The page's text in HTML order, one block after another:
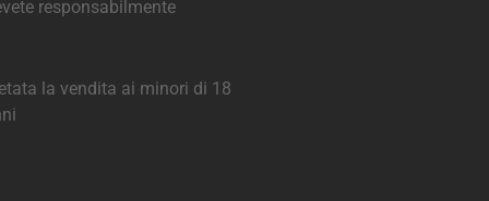
responsabilmente
la vendita ai minori di 18